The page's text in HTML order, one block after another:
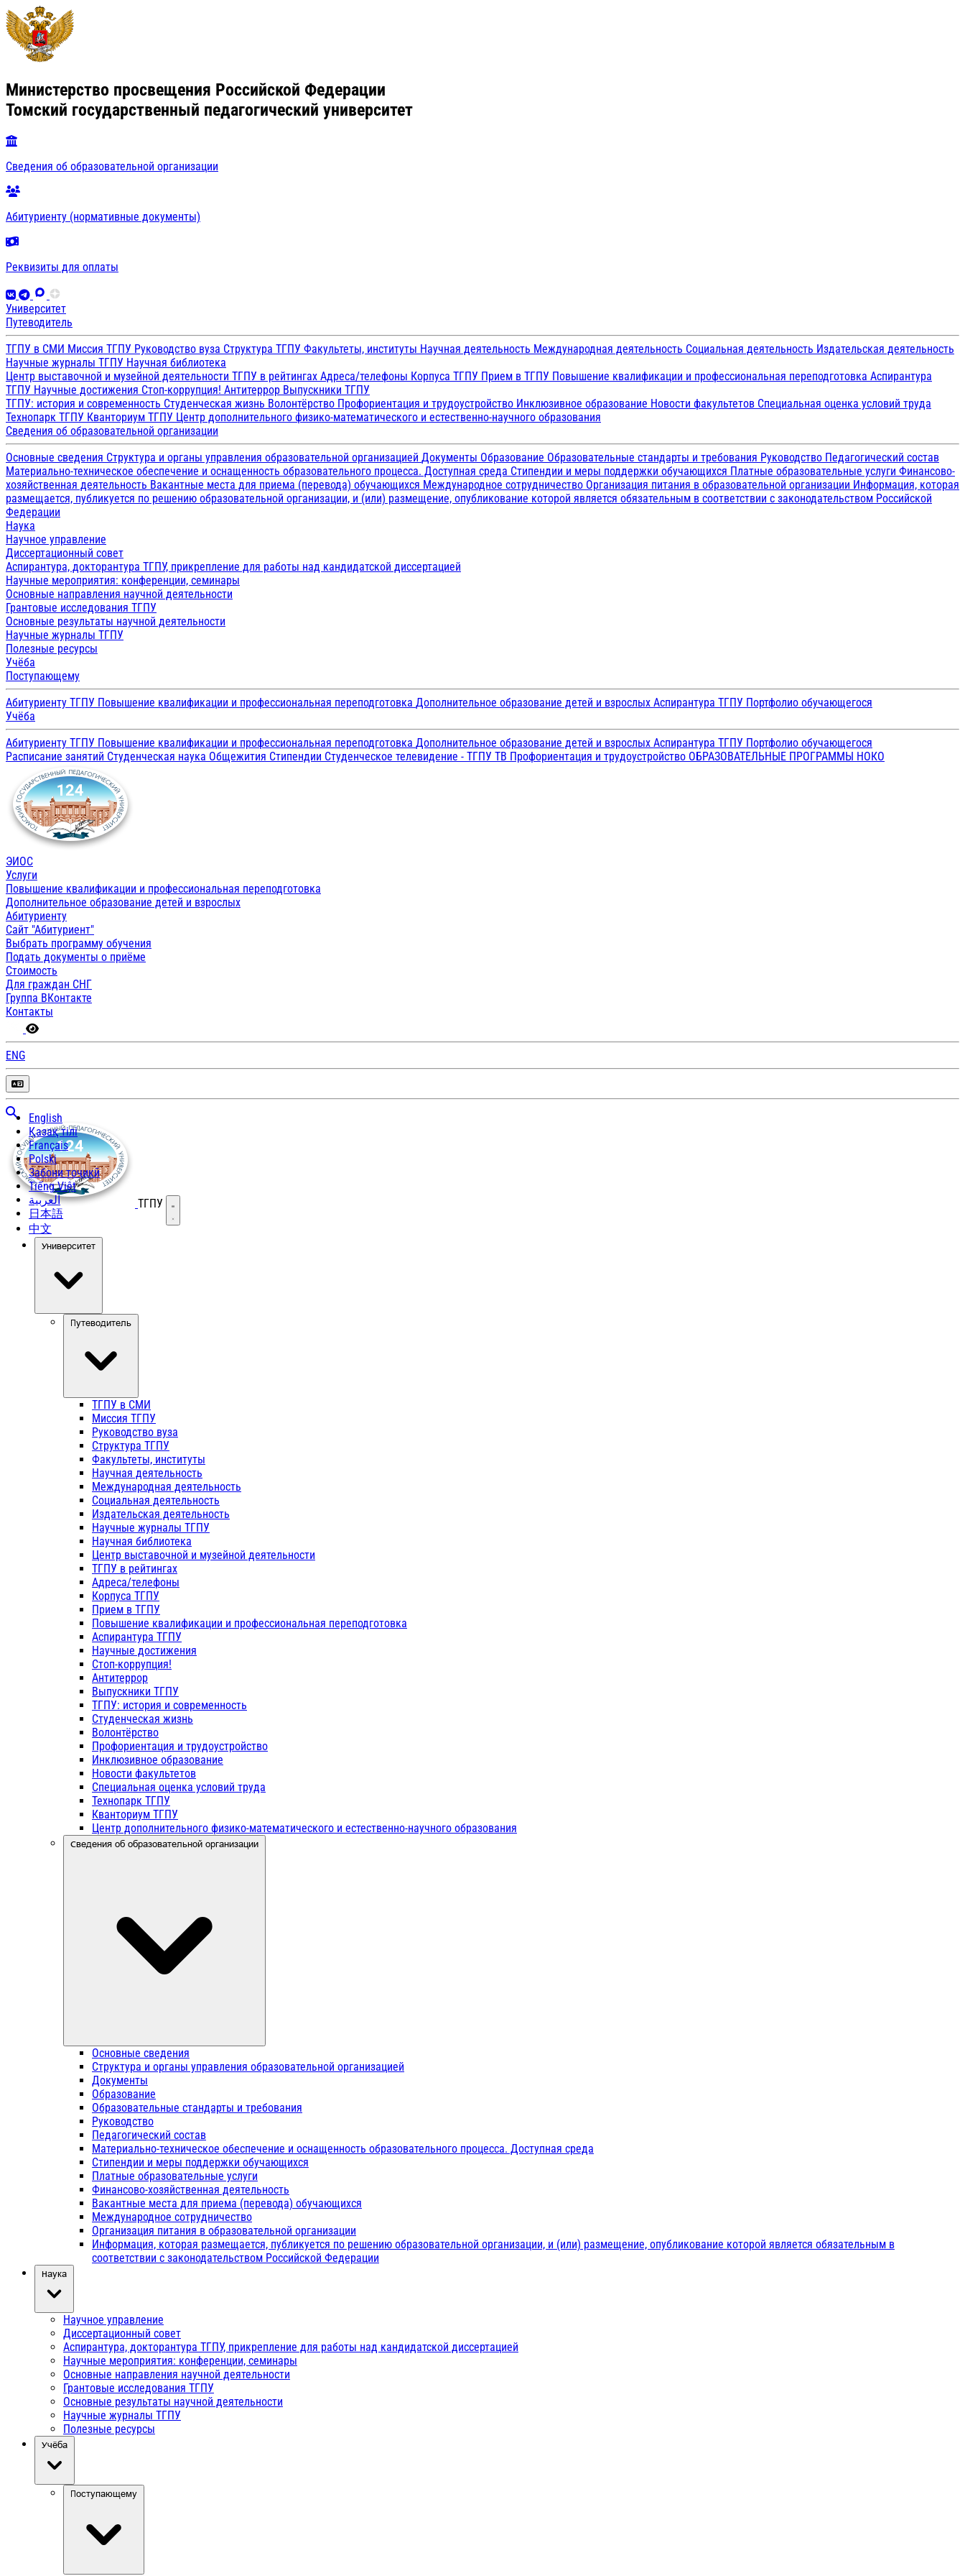
Министерство просвещения Российской Федерации
Томский государственный педагогический университет
Сведения об образовательной организации
Абитуриенту (нормативные документы)
Реквизиты для оплаты
Университет
Путеводитель
ТГПУ в СМИ Миссия ТГПУ Руководство вуза Структура ТГПУ Факультеты, институты Научная деятельность Международная деятельность Социальная деятельность Издательская деятельность
Научные журналы ТГПУ Научная библиотека
Центр выставочной и музейной деятельности ТГПУ в рейтингах Адреса/телефоны Корпуса ТГПУ Прием в ТГПУ Повышение квалификации и профессиональная переподготовка Аспирантура
ТГПУ Научные достижения Стоп-коррупция! Антитеррор Выпускники ТГПУ
ТГПУ: история и современность Студенческая жизнь Волонтёрство Профориентация и трудоустройство Инклюзивное образование Новости факультетов Специальная оценка условий труда
Технопарк ТГПУ Кванториум ТГПУ Центр дополнительного физико-математического и естественно-научного образования
Сведения об образовательной организации
Основные сведения Структура и органы управления образовательной организацией Документы Образование Образовательные стандарты и требования Руководство Педагогический состав
Материально-техническое обеспечение и оснащенность образовательного процесса. Доступная среда Стипендии и меры поддержки обучающихся Платные образовательные услуги Финансово-
хозяйственная деятельность Вакантные места для приема (перевода) обучающихся Международное сотрудничество Организация питания в образовательной организации Информация, которая
размещается, публикуется по решению образовательной организации, и (или) размещение, опубликование которой является обязательным в соответствии с законодательством Российской
Федерации
Наука
Научное управление
Диссертационный совет
Аспирантура, докторантура ТГПУ, прикрепление для работы над кандидатской диссертацией
Научные мероприятия: конференции, семинары
Основные направления научной деятельности
Грантовые исследования ТГПУ
Основные результаты научной деятельности
Научные журналы ТГПУ
Полезные ресурсы
Учёба
Поступающему
Абитуриенту ТГПУ Повышение квалификации и профессиональная переподготовка Дополнительное образование детей и взрослых Аспирантура ТГПУ Портфолио обучающегося
Учёба
Абитуриенту ТГПУ Повышение квалификации и профессиональная переподготовка Дополнительное образование детей и взрослых Аспирантура ТГПУ Портфолио обучающегося
Расписание занятий Студенческая наука Общежития Стипендии Студенческое телевидение - ТГПУ ТВ Профориентация и трудоустройство ОБРАЗОВАТЕЛЬНЫЕ ПРОГРАММЫ НОКО
ЭИОС
Услуги
Повышение квалификации и профессиональная переподготовка
Дополнительное образование детей и взрослых
Абитуриенту
Сайт "Абитуриент"
Выбрать программу обучения
Подать документы о приёме
Стоимость
Для граждан СНГ
Группа ВКонтакте
Контакты
ENG
English
Қазақ тілі
Français
Polski
Забони тоҷикӣ
Tiếng Việt
العربية
日本語
中文
ТГПУ Открыть меню
Университет
Путеводитель
ТГПУ в СМИ
Миссия ТГПУ
Руководство вуза
Структура ТГПУ
Факультеты, институты
Научная деятельность
Международная деятельность
Социальная деятельность
Издательская деятельность
Научные журналы ТГПУ
Научная библиотека
Центр выставочной и музейной деятельности
ТГПУ в рейтингах
Адреса/телефоны
Корпуса ТГПУ
Прием в ТГПУ
Повышение квалификации и профессиональная переподготовка
Аспирантура ТГПУ
Научные достижения
Стоп-коррупция!
Антитеррор
Выпускники ТГПУ
ТГПУ: история и современность
Студенческая жизнь
Волонтёрство
Профориентация и трудоустройство
Инклюзивное образование
Новости факультетов
Специальная оценка условий труда
Технопарк ТГПУ
Кванториум ТГПУ
Центр дополнительного физико-математического и естественно-научного образования
Сведения об образовательной организации
Основные сведения
Структура и органы управления образовательной организацией
Документы
Образование
Образовательные стандарты и требования
Руководство
Педагогический состав
Материально-техническое обеспечение и оснащенность образовательного процесса. Доступная среда
Стипендии и меры поддержки обучающихся
Платные образовательные услуги
Финансово-хозяйственная деятельность
Вакантные места для приема (перевода) обучающихся
Международное сотрудничество
Организация питания в образовательной организации
Информация, которая размещается, публикуется по решению образовательной организации, и (или) размещение, опубликование которой является обязательным в
соответствии с законодательством Российской Федерации
Наука
Научное управление
Диссертационный совет
Аспирантура, докторантура ТГПУ, прикрепление для работы над кандидатской диссертацией
Научные мероприятия: конференции, семинары
Основные направления научной деятельности
Грантовые исследования ТГПУ
Основные результаты научной деятельности
Научные журналы ТГПУ
Полезные ресурсы
Учёба
Поступающему